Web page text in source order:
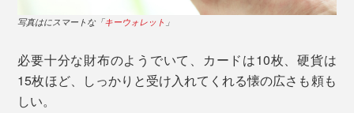
写真はにスマートな「キーウォレット 」
必要十分な財布のようでいて、カードは10枚、硬貨は
15枚ほど、しっかりと受け入れてくれる懐の広さも頼も
しい。